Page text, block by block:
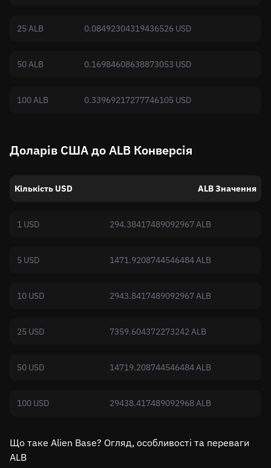
25 ALB 0.08492304319436526 USD
50 ALB 0.16984608638873053 USD
100 ALB 0.33969217277746105 USD
Доларів США до ALB Конверсія
Кількість USD ALB Значення
1 USD 294.38417489092967 ALB
5 USD 1471.9208744546484 ALB
10 USD 2943.8417489092967 ALB
25 USD 7359.604372273242 ALB
50 USD 14719.208744546484 ALB
100 USD 29438.417489092968 ALB
Що таке Alien Base? Огляд, особливості та переваги
ALB